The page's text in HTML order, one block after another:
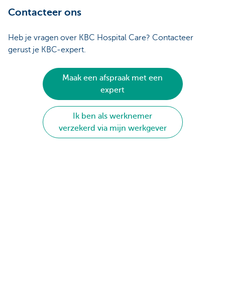
Contacteer ons
Heb je vragen over KBC Hospital Care? Contacteer
gerust je KBC-expert.
Maak een afspraak met een
expert
Ik ben als werknemer
verzekerd via mijn werkgever